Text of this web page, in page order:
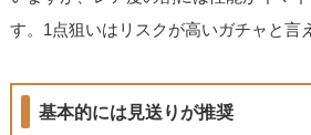
す。1点狙いはリスクが高いガチャと言
基本的には見送りが推奨